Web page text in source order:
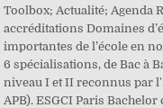
Toolbox; Actualité; Agenda
accréditations Domaines
importantes de l’école en
6 spécialisations, de Bac à
niveau I et II reconnus par
APB). ESGCI Paris